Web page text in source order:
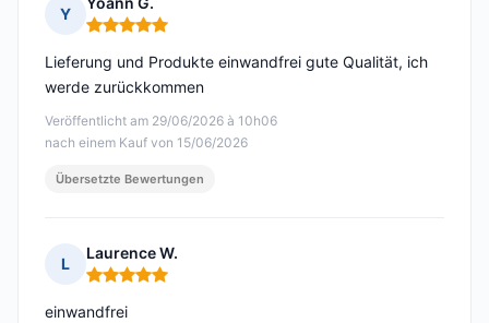
Y
Hinweis: 5 von 5
Veröffentlicht am 29/06/2026 à 10h06
nach einem Kauf von 15/06/2026
Lieferung und Produkte einwandfrei gute Qualität, ich
werde zurückkommen
Übersetzte Bewertungen
L
Laurence W.
Hinweis: 5 von 5
einwandfrei